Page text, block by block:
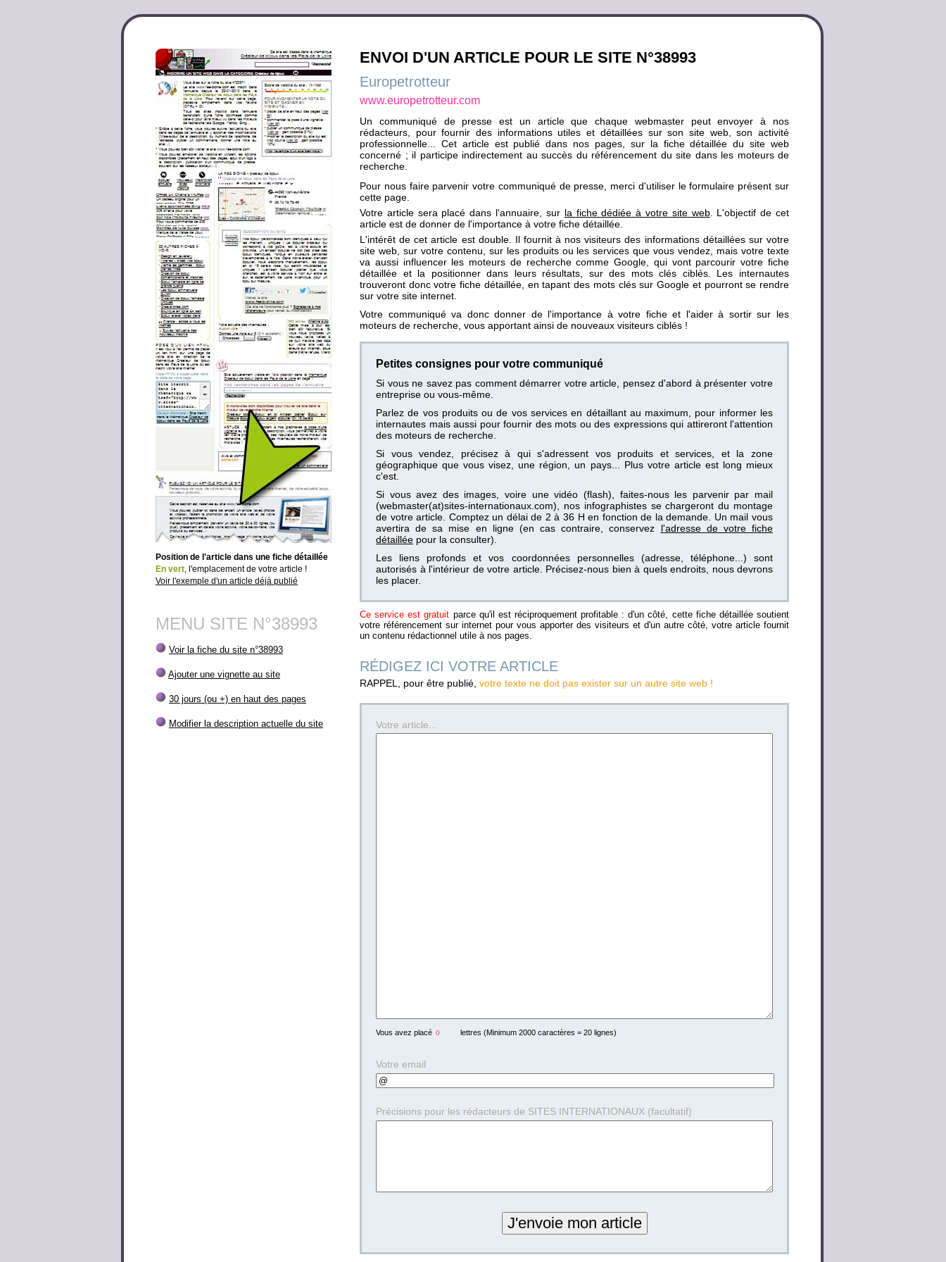
Position de l'article dans une fiche détaillée
En vert, l'emplacement de votre article !
Voir l'exemple d'un article déjà publié
MENU SITE N°38993
Voir la fiche du site n°38993
Ajouter une vignette au site
30 jours (ou +) en haut des pages
Modifier la description actuelle du site
ENVOI D'UN ARTICLE POUR LE SITE N°38993
Europetrotteur
www.europetrotteur.com
Un communiqué de presse est un article que chaque webmaster peut envoyer à nos
rédacteurs, pour fournir des informations utiles et détaillées sur son site web, son activité
professionnelle... Cet article est publié dans nos pages, sur la fiche détaillée du site web
concerné ; il participe indirectement au succès du référencement du site dans les moteurs de
recherche.
Pour nous faire parvenir votre communiqué de presse, merci d'utiliser le formulaire présent sur
cette page.
Votre article sera placé dans l'annuaire, sur la fiche dédiée à votre site web. L'objectif de cet
article est de donner de l'importance à votre fiche détaillée.
L'intérêt de cet article est double. Il fournit à nos visiteurs des informations détaillées sur votre
site web, sur votre contenu, sur les produits ou les services que vous vendez, mais votre texte
va aussi influencer les moteurs de recherche comme Google, qui vont parcourir votre fiche
détaillée et la positionner dans leurs résultats, sur des mots clés ciblés. Les internautes
trouveront donc votre fiche détaillée, en tapant des mots clés sur Google et pourront se rendre
sur votre site internet.
Votre communiqué va donc donner de l'importance à votre fiche et l'aider à sortir sur les
moteurs de recherche, vous apportant ainsi de nouveaux visiteurs ciblés !
Petites consignes pour votre communiqué
Si vous ne savez pas comment démarrer votre article, pensez d'abord à présenter votre
entreprise ou vous-même.
Parlez de vos produits ou de vos services en détaillant au maximum, pour informer les
internautes mais aussi pour fournir des mots ou des expressions qui attireront l'attention
des moteurs de recherche.
Si vous vendez, précisez à qui s'adressent vos produits et services, et la zone
géographique que vous visez, une région, un pays... Plus votre article est long mieux
c'est.
Si vous avez des images, voire une vidéo (flash), faites-nous les parvenir par mail
(webmaster(at)sites-internationaux.com), nos infographistes se chargeront du montage
de votre article. Comptez un délai de 2 à 36 H en fonction de la demande. Un mail vous
avertira de sa mise en ligne (en cas contraire, conservez l'adresse de votre fiche
détaillée pour la consulter).
Les liens profonds et vos coordonnées personnelles (adresse, téléphone...) sont
autorisés à l'intérieur de votre article. Précisez-nous bien à quels endroits, nous devrons
les placer.
Ce service est gratuit parce qu'il est réciproquement profitable : d'un côté, cette fiche détaillée soutient
votre référencement sur internet pour vous apporter des visiteurs et d'un autre côté, votre article fournit
un contenu rédactionnel utile à nos pages.
RÉDIGEZ ICI VOTRE ARTICLE
RAPPEL, pour être publié, votre texte ne doit pas exister sur un autre site web !
Votre article...
Vous avez placé lettres (Minimum 2000 caractères = 20 lignes)
Votre email
Précisions pour les rédacteurs de SITES INTERNATIONAUX (facultatif)